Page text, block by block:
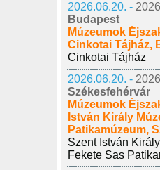
2026.06.20. -
Budapest
Múzeumok
Cinkotai Tájház,
Cinkotai Tájház
2026.06.20. -
Székesfehérvár
Múzeumok
István Király
Patikamúzeum,
Szent István
Fekete Sas